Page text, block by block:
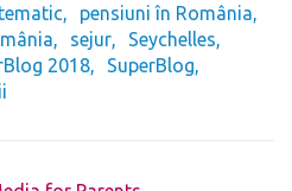
pensiuni în România
sejur
Seychelles
2018
SuperBlog